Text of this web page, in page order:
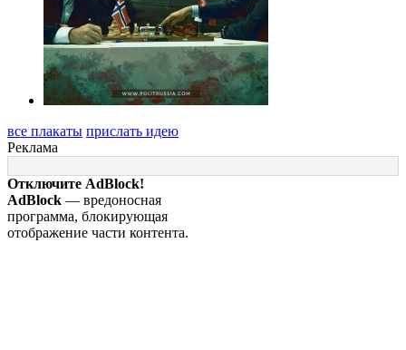
все плакаты прислать идею
Реклама
Отключите AdBlock!
AdBlock — вредоносная
программа, блокирующая
отображение части контента.